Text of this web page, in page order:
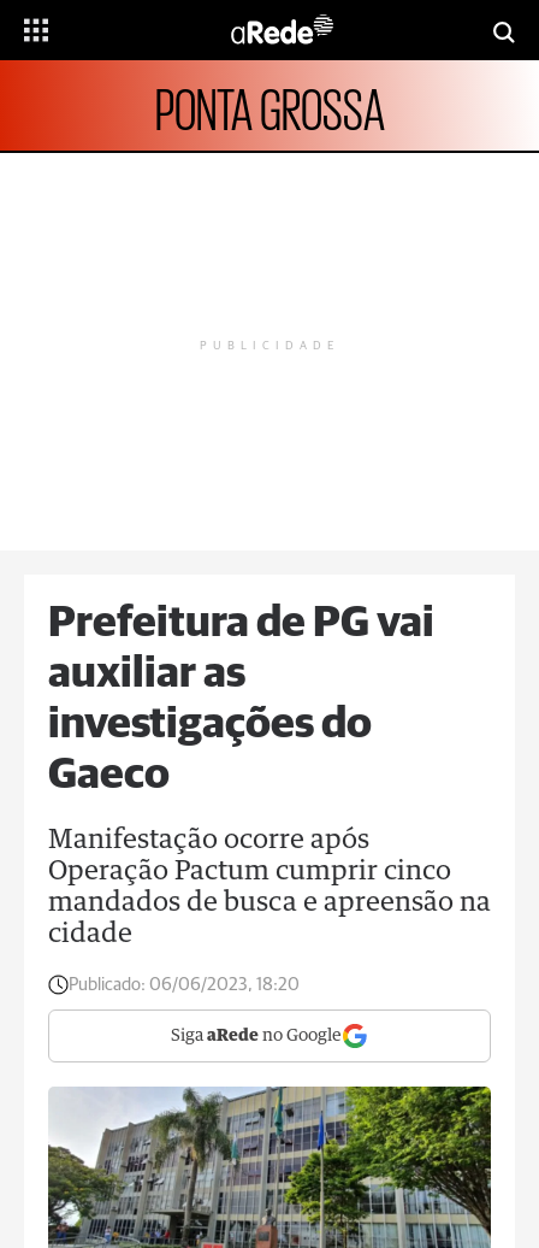
PONTA GROSSA
PUBLICIDADE
Prefeitura de PG vai
auxiliar as
investigações do
Gaeco
Manifestação ocorre após
Operação Pactum cumprir cinco
mandados de busca e apreensão na
cidade
Publicado: 06/06/2023, 18:20
Siga aRede no Google